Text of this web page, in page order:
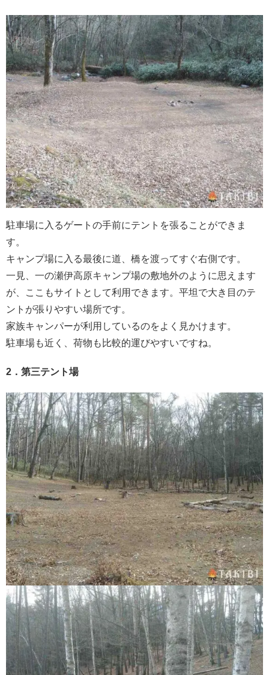
駐車場に入るゲートの手前にテントを張ることができま
す。
キャンプ場に入る最後に道、橋を渡ってすぐ右側です。
一見、一の瀬伊高原キャンプ場の敷地外のように思えます
が、ここもサイトとして利用できます。平坦で大き目のテ
ントが張りやすい場所です。
家族キャンパーが利用しているのをよく見かけます。
駐車場も近く、荷物も比較的運びやすいですね。
2．第三テント場